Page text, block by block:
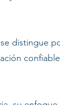
se distingue